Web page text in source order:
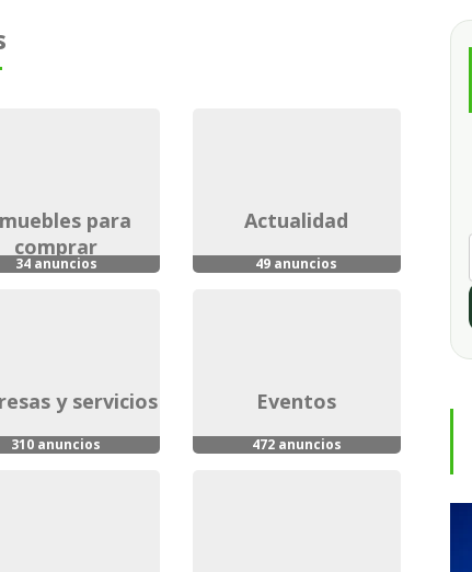
comprar
34 anuncios
actualidad
49 anuncios
y servicios
310 anuncios
eventos
472 anuncios